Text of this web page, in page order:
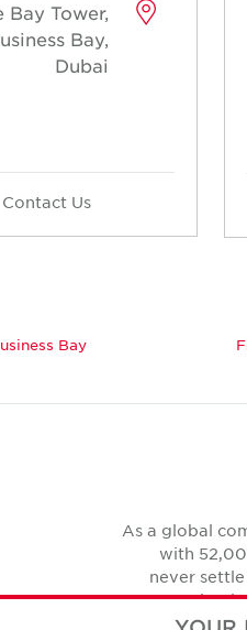
Bay Tower,
Bay,
Dubai
Contact Us
Bay
As a global
with
never